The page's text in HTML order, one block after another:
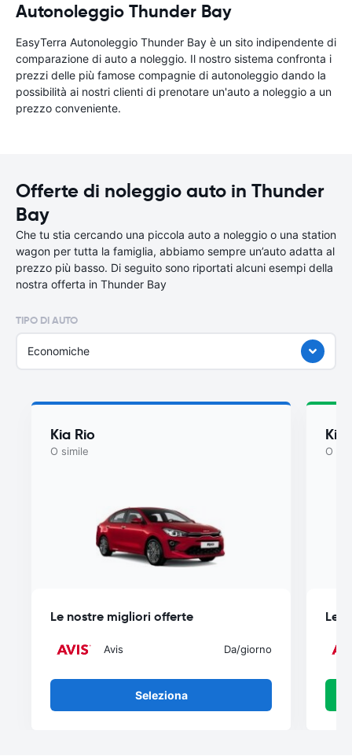
Autonoleggio Thunder Bay
EasyTerra Autonoleggio Thunder Bay è un sito indipendente di
comparazione di auto a noleggio. Il nostro sistema confronta i
prezzi delle più famose compagnie di autonoleggio dando la
possibilità ai nostri clienti di prenotare un'auto a noleggio a un
prezzo conveniente.
Offerte di noleggio auto in Thunder
Bay
Che tu stia cercando una piccola auto a noleggio o una station
wagon per tutta la famiglia, abbiamo sempre un’auto adatta al
prezzo più basso. Di seguito sono riportati alcuni esempi della
nostra offerta in Thunder Bay
TIPO DI AUTO
Economiche
Kia Rio
O simile
Le nostre migliori offerte
Avis Da/giorno
Seleziona
Kia
O
Le